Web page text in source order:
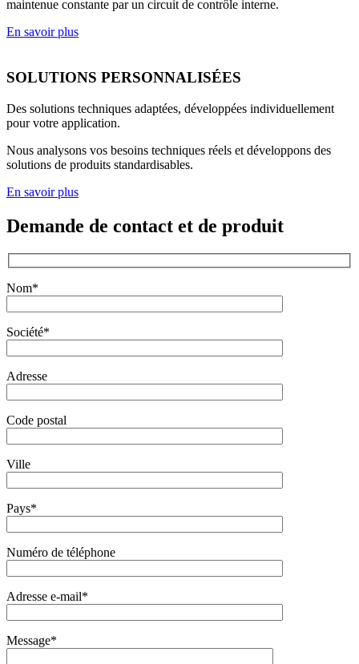
maintenue constante par un circuit de contrôle interne.
En savoir plus
SOLUTIONS PERSONNALISÉES
Des solutions techniques adaptées, développées individuellement
pour votre application.
Nous analysons vos besoins techniques réels et développons des
solutions de produits standardisables.
En savoir plus
Demande de contact et de produit
Nom*
Société*
Adresse
Code postal
Ville
Pays*
Numéro de téléphone
Adresse e-mail*
Message*